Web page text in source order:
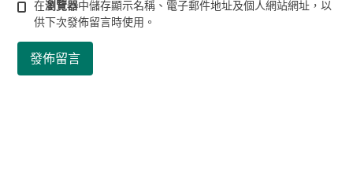
在瀏覽器中儲存顯示名稱、電子郵件地址及個人網站網址，以
供下次發佈留言時使用。